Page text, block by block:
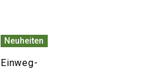
Neuheiten
Einweg-